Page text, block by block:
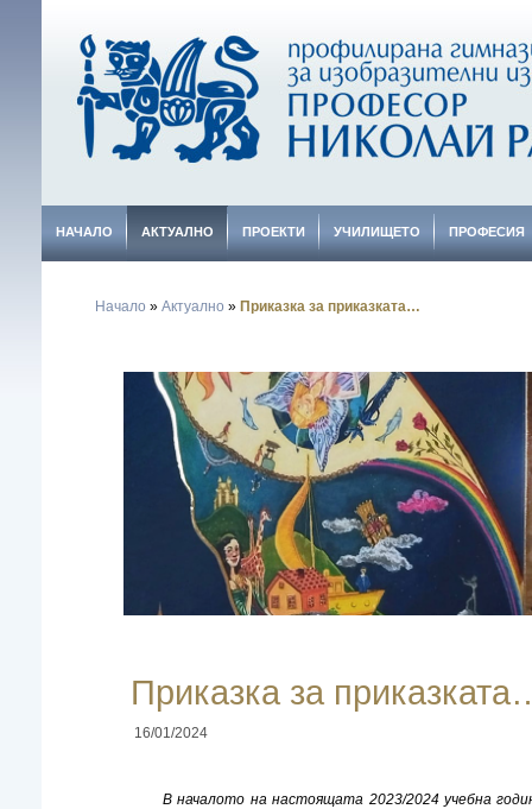
НАЧАЛО АКТУАЛНО ПРОЕКТИ УЧИЛИЩЕТО ПРОФЕСИЯ
Начало » Актуално » Приказка за приказката…
Приказка за
16/01/2024
В началото на настоящата 2023/2024 учебна